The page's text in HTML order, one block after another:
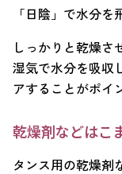
「日陰」で水分を
しっかりと乾燥さ
湿気で水分を吸収
アすることがポイ
乾燥剤などはこ
タンス用の乾燥剤